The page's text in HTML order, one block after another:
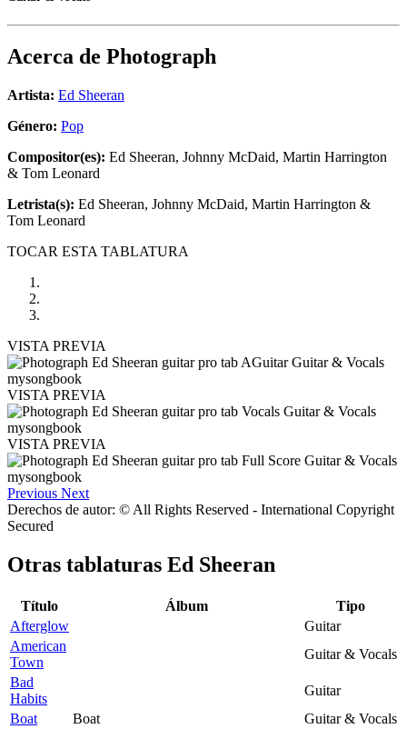
Acerca de Photograph
Artista: Ed Sheeran
Género: Pop
Compositor(es): Ed Sheeran, Johnny McDaid, Martin Harrington
& Tom Leonard
Letrista(s): Ed Sheeran, Johnny McDaid, Martin Harrington &
Tom Leonard
TOCAR ESTA TABLATURA
VISTA PREVIA
VISTA PREVIA
VISTA PREVIA
Previous Next
Derechos de autor: © All Rights Reserved - International Copyright
Secured
Otras tablaturas Ed Sheeran
Título Álbum
Tipo
Afterglow
Guitar
American
Town
Guitar & Vocals
Bad
Habits
Guitar
Boat
Boat
Guitar & Vocals